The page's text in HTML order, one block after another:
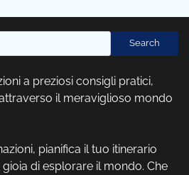
Search
a preziosi consigli pratici,
il meraviglioso mondo
pianifica il tuo itinerario
di esplorare il mondo. Che